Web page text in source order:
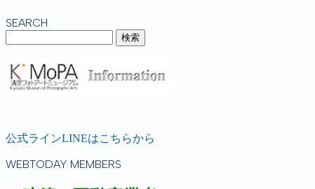
SEARCH
公式ラインLINEはこちらから
WEBTODAY MEMBERS